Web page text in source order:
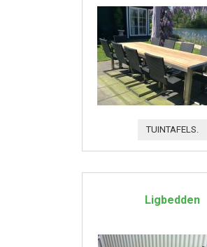
TUINTAFELS.
Ligbedden